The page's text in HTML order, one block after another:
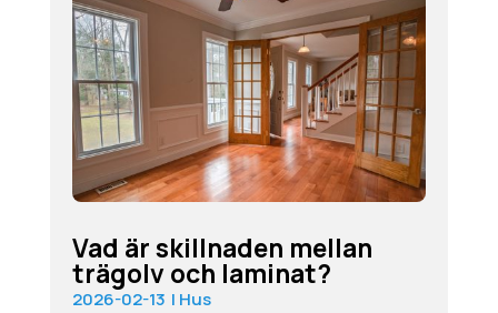
Vad är skillnaden mellan
trägolv och laminat?
2026-02-13 | Hus